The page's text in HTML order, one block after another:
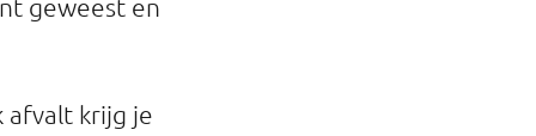
geweest en
afvalt krijg je